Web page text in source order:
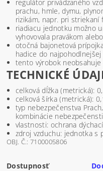
regulátor privádzaného
prachu, hmle, dymu,
rizikám, napr. pri striekaní
riadiacu jednotku možno
vyhovovala pravákom
otočná bajonetová
hadice do
tento výrobok neobsahuje
TECHNICKÉ
celková dĺžka (metrická):
celková šírka (metrická):
typ nebezpečenstva
kombinácie
vlastnosti: ochrana
zdroj vzduchu: jednotka s
OBJ. Č.: 7100005806
Dostupnosť